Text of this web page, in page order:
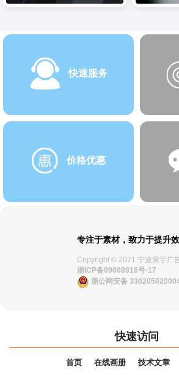
快速服务
价格优惠
专注于素材，致力于提升效
Copyright © 2021 宁波紫宇广
浙ICP备09008916号-17
浙公网安备
快速访问
首页 在线画册 技术文章